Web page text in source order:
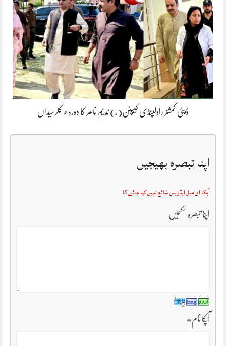
ڈپٹی کمشنر راولپنڈی کیپٹن(ر) ندیم ناصر کا دورہء کلرسیداں
اپنا تبصرہ بھیجیں
آپکا ای میل ایڈریس شائع نہیں کیا جائے گا
اپنا تبصرہ لکھیں
آپکا نام*